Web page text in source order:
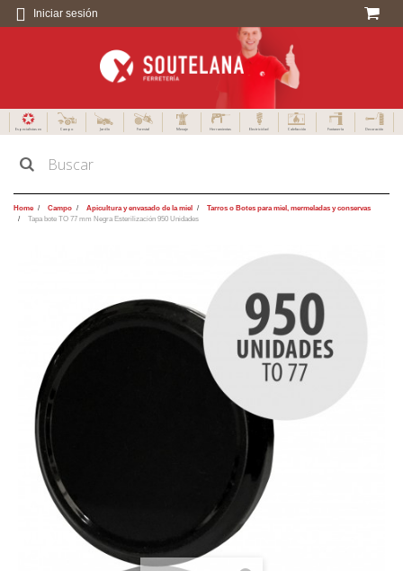
Iniciar sesión
Especialistas en Campo Jardín Forestal Menaje Herramientas Electricidad Calefacción Fontanería Decoración
Home Campo Apicultura y envasado de la miel
Tarros o Botes para miel, mermeladas y conservas
Tapa bote TO 77 mm Negra Esterilización 950 Unidades